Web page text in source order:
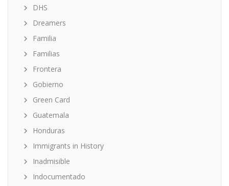
DHS
Dreamers
Familia
Familias
Frontera
Gobierno
Green Card
Guatemala
Honduras
Immigrants in History
Inadmisible
Indocumentado